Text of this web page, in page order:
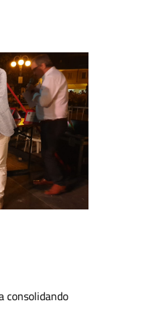
consolidando